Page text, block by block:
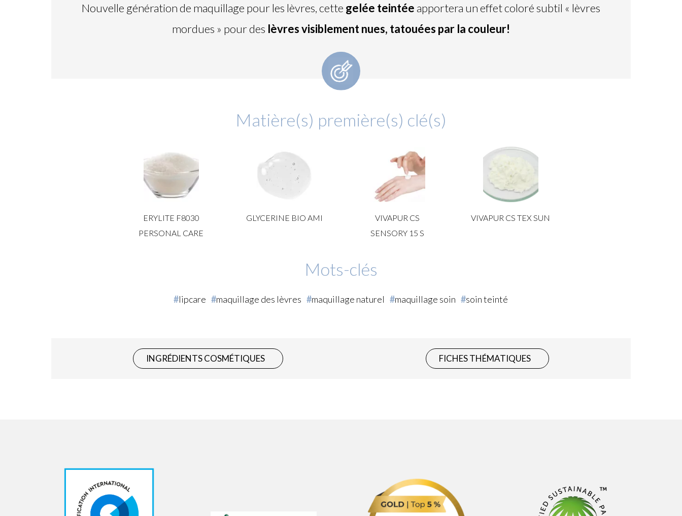
Nouvelle génération de maquillage pour les lèvres, cette gelée teintée apportera un effet coloré subtil « lèvres
mordues » pour des lèvres visiblement nues, tatouées par la couleur!
Matière(s) première(s) clé(s)
ERYLITE F8030
PERSONAL CARE
GLYCERINE BIO AMI
VIVAPUR CS
SENSORY 15 S
VIVAPUR CS TEX SUN
Mots-clés
lipcare maquillage des lèvres maquillage naturel maquillage soin soin teinté
INGRÉDIENTS COSMÉTIQUES FICHES THÉMATIQUES